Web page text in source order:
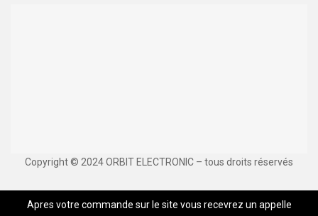
Copyright © 2024 ORBIT ELECTRONIC – tous droits réservés
Apres votre commande sur le site vous recevrez un appelle